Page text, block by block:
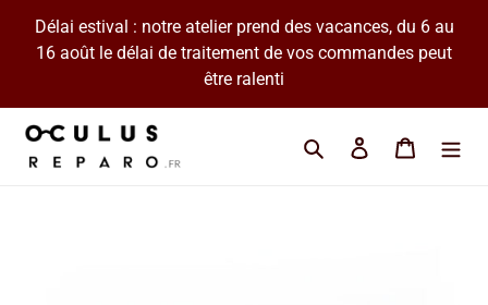
contenu
Délai estival : notre atelier prend des vacances, du 6 au
16 août le délai de traitement de vos commandes peut
être ralenti
Cherchez une
Se connecter
Panier